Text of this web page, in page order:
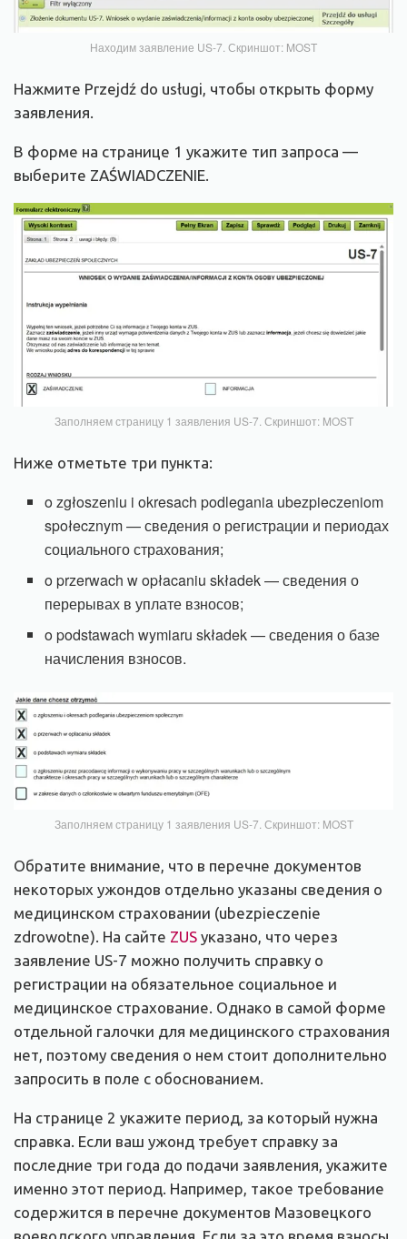
Находим заявление US-7. Скриншот: MOST
Нажмите Przejdź do usługi, чтобы открыть форму
заявления.
В форме на странице 1 укажите тип запроса —
выберите ZAŚWIADCZENIE.
Заполняем страницу 1 заявления US-7. Скриншот: MOST
Ниже отметьте три пункта:
o zgłoszeniu i okresach podlegania ubezpieczeniom
społecznym — сведения о регистрации и периодах
социального страхования;
o przerwach w opłacaniu składek — сведения о
перерывах в уплате взносов;
o podstawach wymiaru składek — сведения о базе
начисления взносов.
Заполняем страницу 1 заявления US-7. Скриншот: MOST
Обратите внимание, что в перечне документов
некоторых ужондов отдельно указаны сведения о
медицинском страховании (ubezpieczenie
zdrowotne). На сайте ZUS указано, что через
заявление US-7 можно получить справку о
регистрации на обязательное социальное и
медицинское страхование. Однако в самой форме
отдельной галочки для медицинского страхования
нет, поэтому сведения о нем стоит дополнительно
запросить в поле с обоснованием.
На странице 2 укажите период, за который нужна
справка. Если ваш ужонд требует справку за
последние три года до подачи заявления, укажите
именно этот период. Например, такое требование
содержится в перечне документов Мазовецкого
воеводского управления. Если за это время взносы